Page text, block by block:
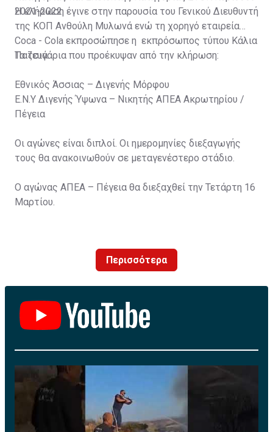
2021-2022.
H κλήρωση έγινε στην παρουσία του Γενικού Διευθυντή
της ΚΟΠ Ανθούλη Μυλωνά ενώ τη χορηγό εταιρεία
Coca - Cola εκπροσώπησε η εκπρόσωπος τύπου Κάλια
Πατσιά.
Τα ζευγάρια που προέκυψαν από την κλήρωση:
Εθνικός Άσσιας – Διγενής Μόρφου
Ε.Ν.Υ Διγενής Ύψωνα – Νικητής ΑΠΕΑ Ακρωτηρίου /
Πέγεια
Οι αγώνες είναι διπλοί. Οι ημερομηνίες διεξαγωγής
τους θα ανακοινωθούν σε μεταγενέστερο στάδιο.
Ο αγώνας ΑΠΕΑ – Πέγεια θα διεξαχθεί την Τετάρτη 16
Μαρτίου.
Περισσότερα